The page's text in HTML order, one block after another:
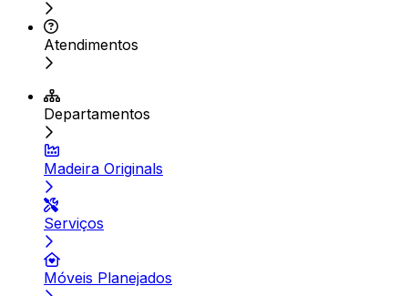
Atendimentos
Departamentos
Madeira Originals
Serviços
Móveis Planejados